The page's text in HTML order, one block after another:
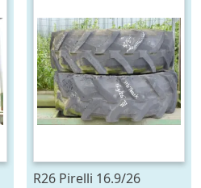
R26 Pirelli 16.9/26